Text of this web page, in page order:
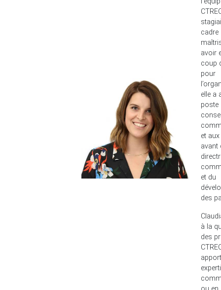
cadre
avoir
coup
pour
elle a
poste
et
avant
et du
des
à la
des